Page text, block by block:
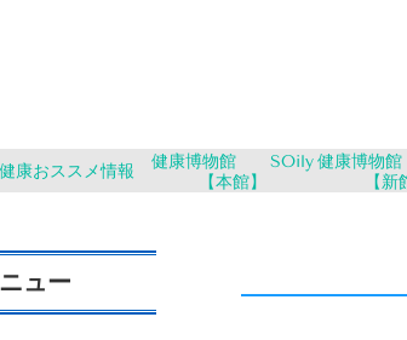
健康おススメ情報
健康博物館 SOily
【本館】
健康博物
【新
ュー